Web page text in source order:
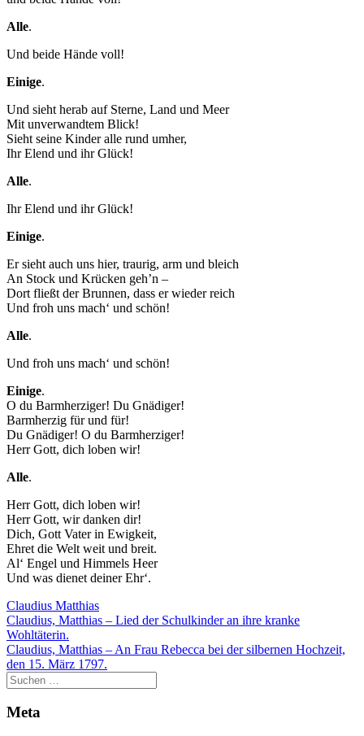
Alle.
Und beide Hände voll!
Einige.
Und sieht herab auf Sterne, Land und Meer
Mit unverwandtem Blick!
Sieht seine Kinder alle rund umher,
Ihr Elend und ihr Glück!
Alle.
Ihr Elend und ihr Glück!
Einige.
Er sieht auch uns hier, traurig, arm und bleich
An Stock und Krücken geh’n –
Dort fließt der Brunnen, dass er wieder reich
Und froh uns mach‘ und schön!
Alle.
Und froh uns mach‘ und schön!
Einige.
O du Barmherziger! Du Gnädiger!
Barmherzig für und für!
Du Gnädiger! O du Barmherziger!
Herr Gott, dich loben wir!
Alle.
Herr Gott, dich loben wir!
Herr Gott, wir danken dir!
Dich, Gott Vater in Ewigkeit,
Ehret die Welt weit und breit.
Al‘ Engel und Himmels Heer
Und was dienet deiner Ehr‘.
Claudius Matthias
Beitragsnavigation
Claudius, Matthias – Lied der Schulkinder an ihre kranke
Wohltäterin.
Claudius, Matthias – An Frau Rebecca bei der silbernen Hochzeit,
den 15. März 1797.
Meta
Website
Ihres Besuchs
so gut wie
möglich
funktioniert.
Wenn Sie
diese Cookies
ablehnen,
einige
von der
Marketing
Indem Sie uns Ihre
Interessen und Ihr
Besuch unserer
erhöhen Sie die
personalisierte
Inhalte und
Angebote zu sehen.